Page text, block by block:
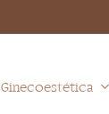
Ginecoestética